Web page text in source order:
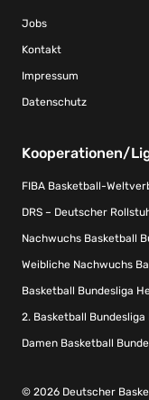
Jobs
Kontakt
Impressum
Datenschutz
Kooperationen/
FIBA Basketball-
DRS – Deutscher
Nachwuchs Basketball
Weibliche Nachwuchs
Basketball Bundesliga
2. Basketball Bundesliga
Damen Basketball
© 2026 Deutscher